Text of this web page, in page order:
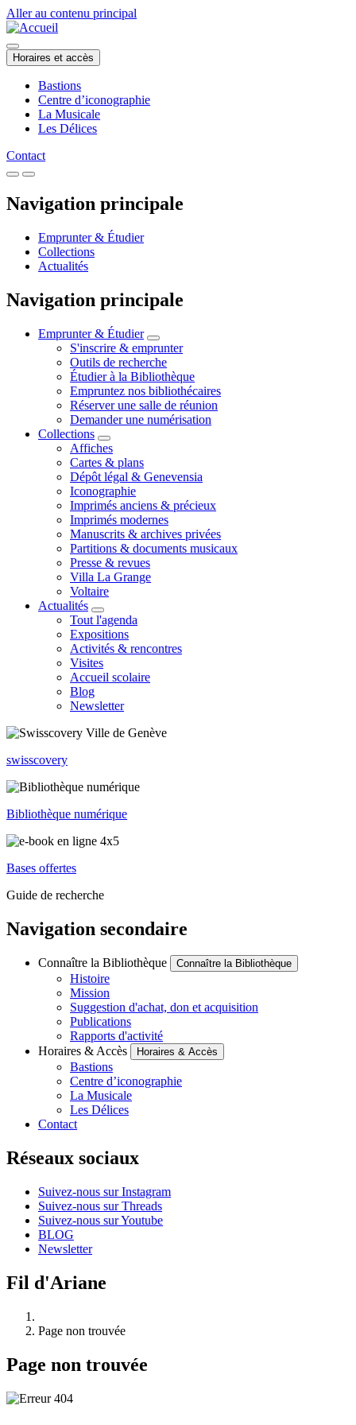
Aller au contenu principal
Horaires et accès
Bastions
Centre d’iconographie
La Musicale
Les Délices
Contact
Navigation principale
Emprunter & Étudier
Collections
Actualités
Navigation principale
Emprunter & Étudier
S'inscrire & emprunter
Outils de recherche
Étudier à la Bibliothèque
Empruntez nos bibliothécaires
Réserver une salle de réunion
Demander une numérisation
Collections
Affiches
Cartes & plans
Dépôt légal & Genevensia
Iconographie
Imprimés anciens & précieux
Imprimés modernes
Manuscrits & archives privées
Partitions & documents musicaux
Presse & revues
Villa La Grange
Voltaire
Actualités
Tout l'agenda
Expositions
Activités & rencontres
Visites
Accueil scolaire
Blog
Newsletter
swisscovery
Bibliothèque numérique
Bases offertes
Guide de recherche
Navigation secondaire
Connaître la Bibliothèque Connaître la Bibliothèque
Histoire
Mission
Suggestion d'achat, don et acquisition
Publications
Rapports d'activité
Horaires & Accès
Horaires & Accès
Bastions
Centre d’iconographie
La Musicale
Les Délices
Contact
Réseaux sociaux
Suivez-nous sur Instagram
Suivez-nous sur Threads
Suivez-nous sur Youtube
BLOG
Newsletter
Fil d'Ariane
Page non trouvée
Page non trouvée